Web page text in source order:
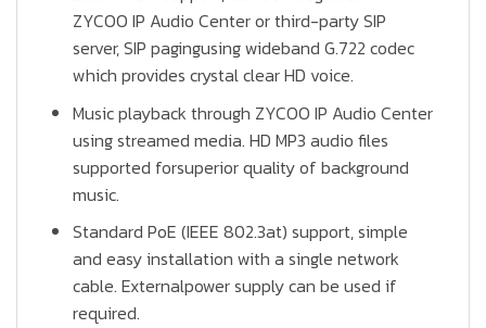
ZYCOO IP Audio Center or third-party SIP
server, SIP pagingusing wideband G.722 codec
which provides crystal clear HD voice.
Music playback through ZYCOO IP Audio Center
using streamed media. HD MP3 audio files
supported forsuperior quality of background
music.
Standard PoE (IEEE 802.3at) support, simple
and easy installation with a single network
cable. Externalpower supply can be used if
required.